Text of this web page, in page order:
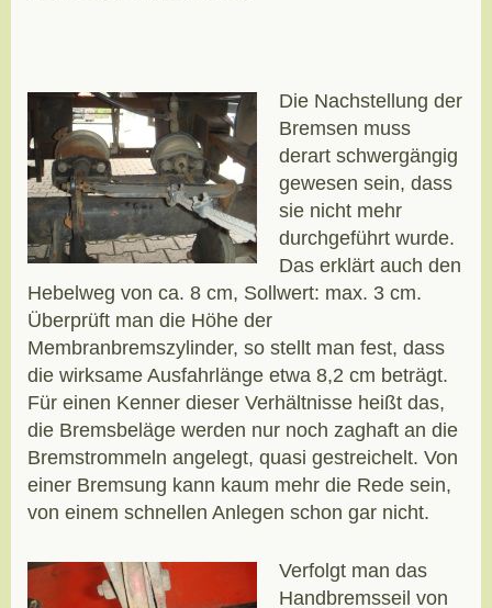
Die Nachstellung der
Bremsen muss
derart schwergängig
gewesen sein, dass
sie nicht mehr
durchgeführt wurde.
Das erklärt auch den
Hebelweg von ca. 8 cm, Sollwert: max. 3 cm.
Überprüft man die Höhe der
Membranbremszylinder, so stellt man fest, dass
die wirksame Ausfahrlänge etwa 8,2 cm beträgt.
Für einen Kenner dieser Verhältnisse heißt das,
die Bremsbeläge werden nur noch zaghaft an die
Bremstrommeln angelegt, quasi gestreichelt. Von
einer Bremsung kann kaum mehr die Rede sein,
von einem schnellen Anlegen schon gar nicht.
Verfolgt man das
Handbremsseil von